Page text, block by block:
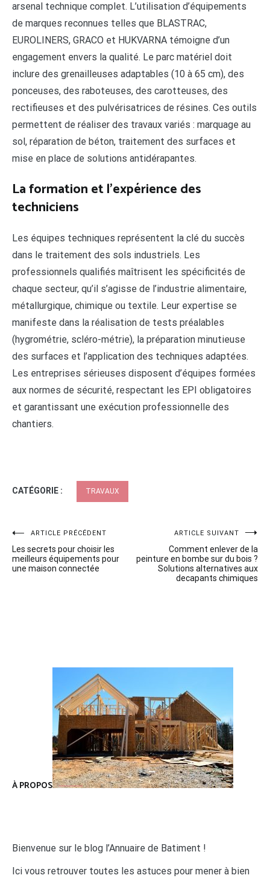
arsenal technique complet. L’utilisation d’équipements
de marques reconnues telles que BLASTRAC,
EUROLINERS, GRACO et HUKVARNA témoigne d’un
engagement envers la qualité. Le parc matériel doit
inclure des grenailleuses adaptables (10 à 65 cm), des
ponceuses, des raboteuses, des carotteuses, des
rectifieuses et des pulvérisatrices de résines. Ces outils
permettent de réaliser des travaux variés : marquage au
sol, réparation de béton, traitement des surfaces et
mise en place de solutions antidérapantes.
La formation et l’expérience des
techniciens
Les équipes techniques représentent la clé du succès
dans le traitement des sols industriels. Les
professionnels qualifiés maîtrisent les spécificités de
chaque secteur, qu’il s’agisse de l’industrie alimentaire,
métallurgique, chimique ou textile. Leur expertise se
manifeste dans la réalisation de tests préalables
(hygrométrie, scléro-métrie), la préparation minutieuse
des surfaces et l’application des techniques adaptées.
Les entreprises sérieuses disposent d’équipes formées
aux normes de sécurité, respectant les EPI obligatoires
et garantissant une exécution professionnelle des
chantiers.
CATÉGORIE : TRAVAUX
Navigation
de
ARTICLE PRÉCÉDENT
Les secrets pour choisir les
meilleurs équipements pour
une maison connectée
ARTICLE SUIVANT
Comment enlever de la
peinture en bombe sur du bois ?
Solutions alternatives aux
decapants chimiques
À PROPOS
Bienvenue sur le blog l’Annuaire de Batiment !
Ici vous retrouver toutes les astuces pour mener à bien